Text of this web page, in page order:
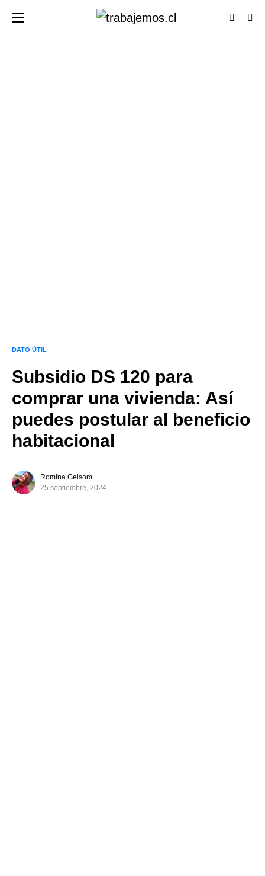
DATO ÚTIL
Subsidio DS 120 para
comprar una vivienda: Así
puedes postular al beneficio
habitacional
Romina Gelsom
25 septiembre, 2024